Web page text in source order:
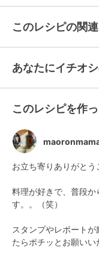
このレシピの関
あなたにイチオ
このレシピを作
お立ち寄りありがとう
料理が好きで、普段か
す。。（笑）
スタンプやレポート
たらポチッとお願い